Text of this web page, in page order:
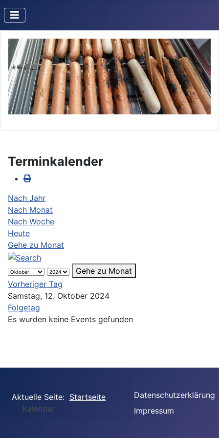
Terminkalender
Nach Jahr
Nach Monat
Nach Woche
Heute
Gehe zu Monat
Gehe zu Monat
Vorheriger Tag
Samstag, 12. Oktober 2024
Folgetag
Es wurden keine Events gefunden
Aktuelle Seite: Startseite
Kalender
Datenschutzerklärung
Impressum